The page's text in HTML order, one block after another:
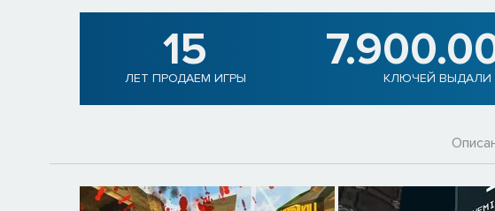
15
ЛЕТ ПРОДАЕМ ИГРЫ КЛЮЧЕЙ ВЫДАЛИ